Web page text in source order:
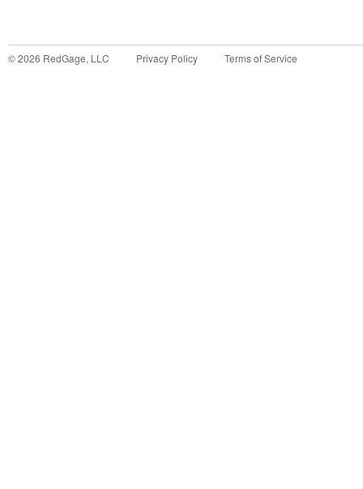
©2026 RedGage, LLC Privacy Policy Terms of Service